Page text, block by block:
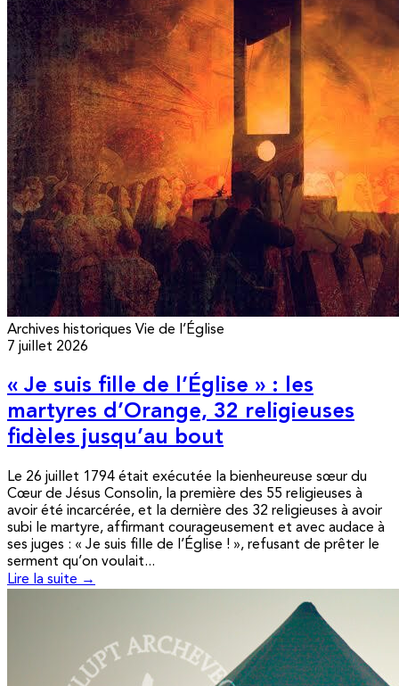
Archives historiques Vie de l’Église
7 juillet 2026
« Je suis fille de l’Église » : les
martyres d’Orange, 32 religieuses
fidèles jusqu’au bout
Le 26 juillet 1794 était exécutée la bienheureuse sœur du
Cœur de Jésus Consolin, la première des 55 religieuses à
avoir été incarcérée, et la dernière des 32 religieuses à avoir
subi le martyre, affirmant courageusement et avec audace à
ses juges : « Je suis fille de l’Église ! », refusant de prêter le
serment qu’on voulait...
Lire la suite →